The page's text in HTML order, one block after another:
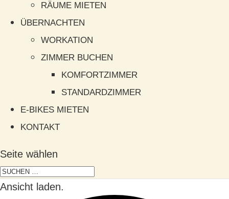
RÄUME MIETEN
ÜBERNACHTEN
WORKATION
ZIMMER BUCHEN
KOMFORTZIMMER
STANDARDZIMMER
E-BIKES MIETEN
KONTAKT
Seite wählen
Ansicht laden.